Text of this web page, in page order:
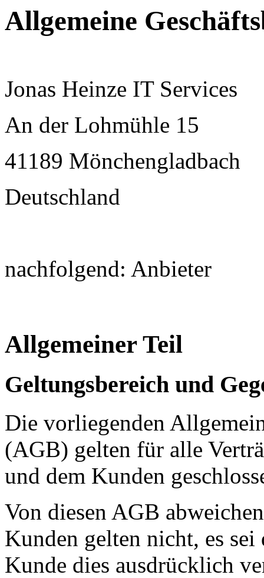
Allgemeine
Jonas Heinze IT Services
An der Lohmühle 15
41189 Mönchengladbach
Deutschland
nachfolgend: Anbieter
Allgemeiner Teil
Geltungsbereich und
Die vorliegenden
(AGB) gelten für alle
und dem Kunden
Von diesen AGB
Kunden gelten nicht, es
Kunde dies ausdrücklich